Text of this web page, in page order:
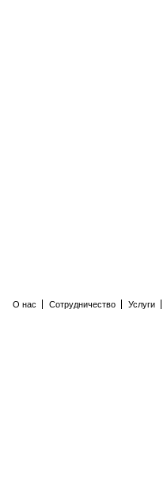
О нас Сотрудничество Услуги